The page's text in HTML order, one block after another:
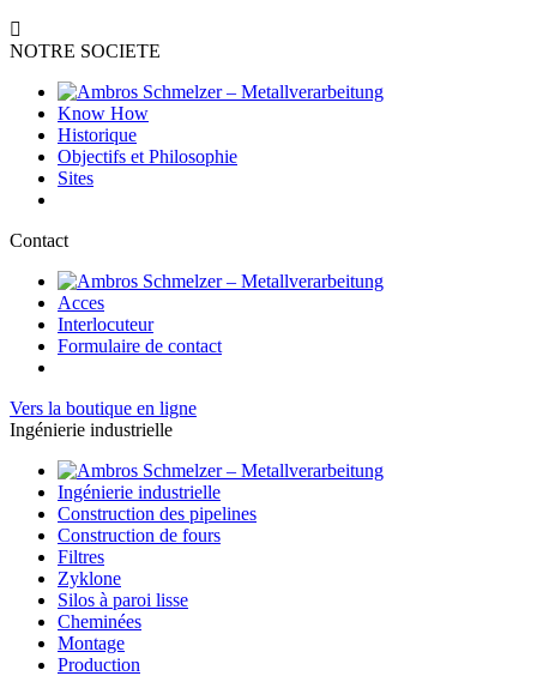
NOTRE SOCIETE
Know How
Historique
Objectifs et Philosophie
Sites
Contact
Acces
Interlocuteur
Formulaire de contact
Vers la boutique en ligne
Ingénierie industrielle
Ingénierie industrielle
Construction des pipelines
Construction de fours
Filtres
Zyklone
Silos à paroi lisse
Cheminées
Montage
Production